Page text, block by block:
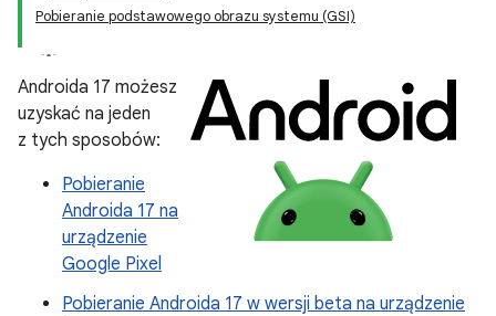
Pobieranie podstawowego obrazu systemu (GSI)
Androida 17 możesz
uzyskać na jeden
z tych sposobów:
Pobieranie
Androida 17 na
urządzenie
Google Pixel
Pobieranie Androida 17 w wersji beta na urządzenie